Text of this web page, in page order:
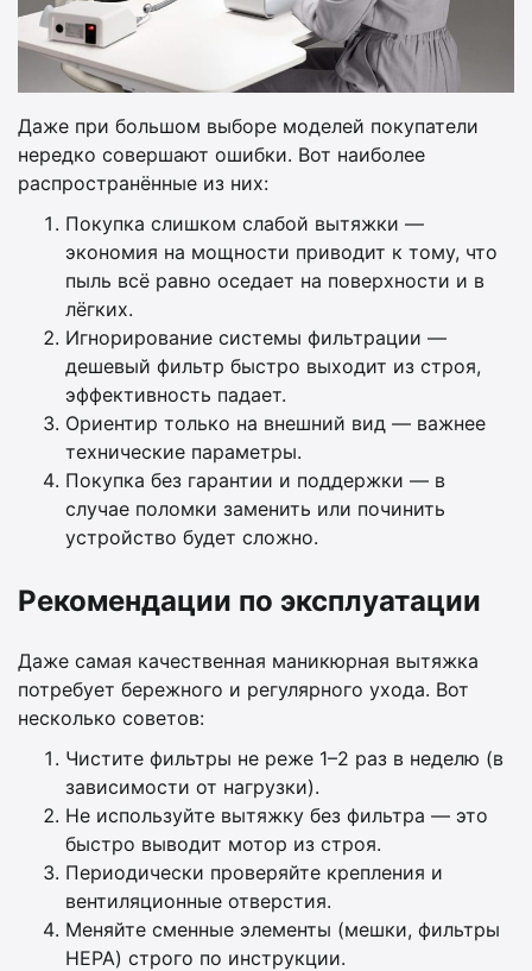
Даже при большом выборе моделей покупатели
нередко совершают ошибки. Вот наиболее
распространённые из них:
Покупка слишком слабой вытяжки —
экономия на мощности приводит к тому, что
пыль всё равно оседает на поверхности и в
лёгких.
Игнорирование системы фильтрации —
дешевый фильтр быстро выходит из строя,
эффективность падает.
Ориентир только на внешний вид — важнее
технические параметры.
Покупка без гарантии и поддержки — в
случае поломки заменить или починить
устройство будет сложно.
Рекомендации по эксплуатации
Даже самая качественная маникюрная вытяжка
потребует бережного и регулярного ухода. Вот
несколько советов:
Чистите фильтры не реже 1–2 раз в неделю (в
зависимости от нагрузки).
Не используйте вытяжку без фильтра — это
быстро выводит мотор из строя.
Периодически проверяйте крепления и
вентиляционные отверстия.
Меняйте сменные элементы (мешки, фильтры
HEPA) строго по инструкции.